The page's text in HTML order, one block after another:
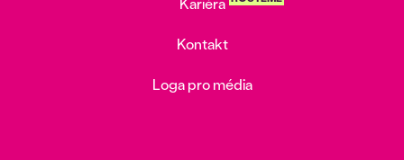
Kontakt
Loga pro média